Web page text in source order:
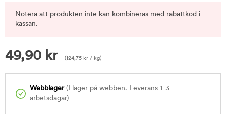
Notera att produkten inte kan kombineras med rabattkod i
kassan.
49,90 kr (124,75 kr / kg)
Webblager(I lager på webben. Leverans 1-3
arbetsdagar)